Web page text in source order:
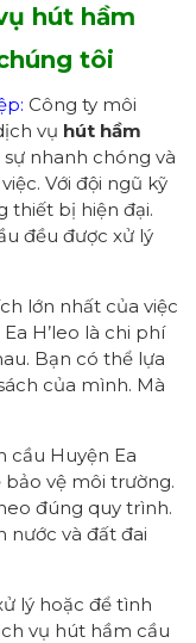
hút hầm
tôi
Công ty môi
vụ hút hầm
nhanh chóng và
Với đội ngũ kỹ
thiết bị hiện đại.
đều được xử lý
lớn nhất của việc
H’leo là chi phí
Bạn có thể lựa
của mình. Mà
cầu Huyện Ea
vệ môi trường.
đúng quy trình.
nước và đất đai
lý hoặc để tình
vụ hút hầm cầu